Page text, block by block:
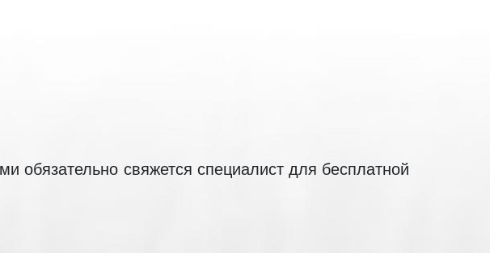
обязательно свяжется специалист для бесплатной